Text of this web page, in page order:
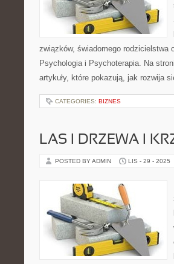
związków, świadomego rodzicielstwa
Psychologia i Psychoterapia. Na
artykuły, które pokazują, jak rozwija
CATEGORIES: BIZNES
LAS I DRZEWA I
POSTED BY ADMIN LIS - 29 - 2025